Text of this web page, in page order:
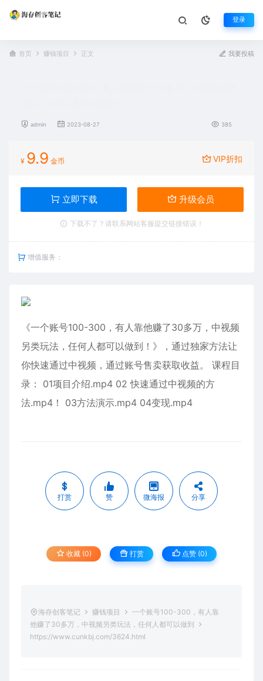
登录
首页 赚钱项目 正文 我要投稿
admin 2023-08-27 385
¥ 9.9 金币 VIP折扣
立即下载 升级会员
下载不了？请联系网站客服提交链接错误！
增值服务：
《一个账号100-300，有人靠他赚了30多万，中视频
另类玩法，任何人都可以做到！》，通过独家方法让
你快速通过中视频，通过账号售卖获取收益。 课程目
录： 01项目介绍.mp4 02 快速通过中视频的方
法.mp4！ 03方法演示.mp4 04变现.mp4
打赏 赞 微海报 分享
收藏 (0) 打赏 点赞 (0)
海存创客笔记 赚钱项目
一个账号100-300，有人靠
他赚了30多万，中视频另类玩法，任何人都可以做到
https://www.cunkbj.com/3624.html